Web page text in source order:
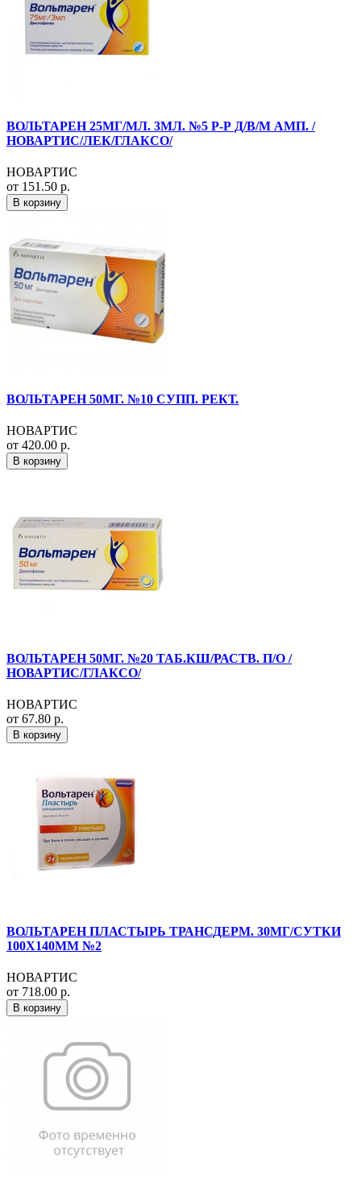
ВОЛЬТАРЕН 25МГ/МЛ. 3МЛ. №5 Р-Р Д/В/М АМП. /
НОВАРТИС/ЛЕК/ГЛАКСО/
НОВАРТИС
от 151.50 р.
В корзину
ВОЛЬТАРЕН 50МГ. №10 СУПП. РЕКТ.
НОВАРТИС
от 420.00 р.
В корзину
ВОЛЬТАРЕН 50МГ. №20 ТАБ.КШ/РАСТВ. П/О /
НОВАРТИС/ГЛАКСО/
НОВАРТИС
от 67.80 р.
В корзину
ВОЛЬТАРЕН ПЛАСТЫРЬ ТРАНСДЕРМ. 30МГ/СУТКИ
100Х140ММ №2
НОВАРТИС
от 718.00 р.
В корзину